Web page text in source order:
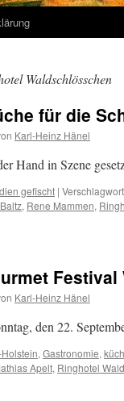
Waldschlösschen
für die
Karl-Heinz Hänel
Hand in Szene
gefischt |
, Rene Mammen,
Karl-Heinz Hänel
den 22.
, Gastronomie,
Apelt, Ringhotel